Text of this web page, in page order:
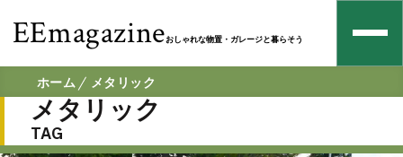
EEmagazineおしゃれな物置・ガレージと暮らそう
ホーム メタリック
メタリック
TAG